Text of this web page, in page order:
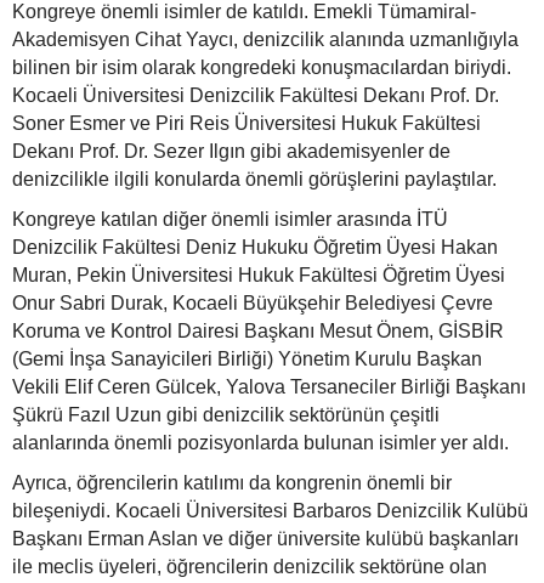
Kongreye önemli isimler de katıldı. Emekli Tümamiral-
Akademisyen Cihat Yaycı, denizcilik alanında uzmanlığıyla
bilinen bir isim olarak kongredeki konuşmacılardan biriydi.
Kocaeli Üniversitesi Denizcilik Fakültesi Dekanı Prof. Dr.
Soner Esmer ve Piri Reis Üniversitesi Hukuk Fakültesi
Dekanı Prof. Dr. Sezer Ilgın gibi akademisyenler de
denizcilikle ilgili konularda önemli görüşlerini paylaştılar.
Kongreye katılan diğer önemli isimler arasında İTÜ
Denizcilik Fakültesi Deniz Hukuku Öğretim Üyesi Hakan
Muran, Pekin Üniversitesi Hukuk Fakültesi Öğretim Üyesi
Onur Sabri Durak, Kocaeli Büyükşehir Belediyesi Çevre
Koruma ve Kontrol Dairesi Başkanı Mesut Önem, GİSBİR
(Gemi İnşa Sanayicileri Birliği) Yönetim Kurulu Başkan
Vekili Elif Ceren Gülcek, Yalova Tersaneciler Birliği Başkanı
Şükrü Fazıl Uzun gibi denizcilik sektörünün çeşitli
alanlarında önemli pozisyonlarda bulunan isimler yer aldı.
Ayrıca, öğrencilerin katılımı da kongrenin önemli bir
bileşeniydi. Kocaeli Üniversitesi Barbaros Denizcilik Kulübü
Başkanı Erman Aslan ve diğer üniversite kulübü başkanları
ile meclis üyeleri, öğrencilerin denizcilik sektörüne olan